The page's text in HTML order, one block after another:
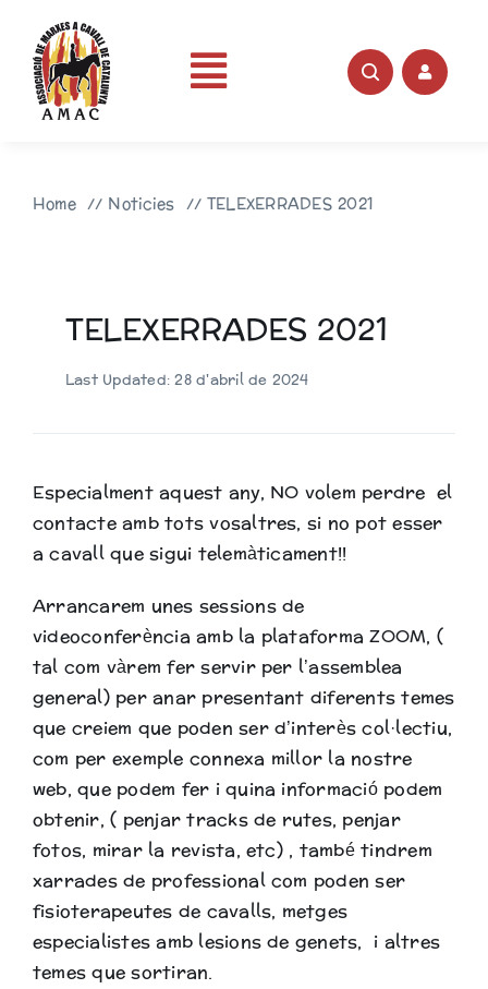
content
Toggle
Navigation
AMAC
Biblioteca
Home Noticies TELEXERRADES 2021
TELEXERRADES 2021
Last Updated: 28 d'abril de 2024
Especialment aquest any, NO volem perdre el
contacte amb tots vosaltres, si no pot esser
a cavall que sigui telemàticament!!
Arrancarem unes sessions de
videoconferència amb la plataforma ZOOM, (
tal com vàrem fer servir per l’assemblea
general) per anar presentant diferents temes
que creiem que poden ser d’interès col·lectiu,
com per exemple connexa millor la nostre
web, que podem fer i quina informació podem
obtenir, ( penjar tracks de rutes, penjar
fotos, mirar la revista, etc) , també tindrem
xarrades de professional com poden ser
fisioterapeutes de cavalls, metges
especialistes amb lesions de genets, i altres
temes que sortiran.